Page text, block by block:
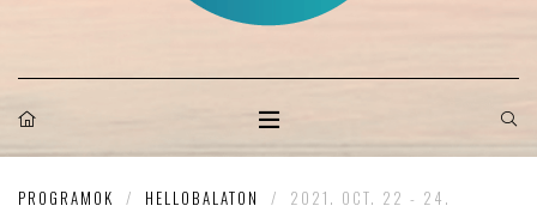
PROGRAMOK / HELLOBALATON / 2021. OCT. 22 - 24.